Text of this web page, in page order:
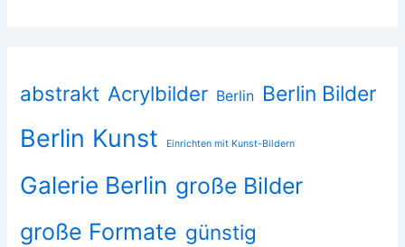
abstrakt Acrylbilder Berlin Berlin Bilder
Berlin Kunst Einrichten mit Kunst-Bildern
Galerie Berlin große Bilder
große Formate günstig